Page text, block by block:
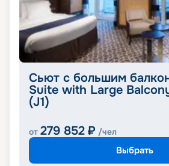
Сьют с большим
Suite with Large
(J1)
от 279 852 ₽ /чел
Выбрать